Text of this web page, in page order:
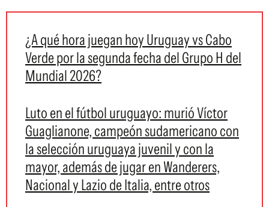
¿A qué hora juegan hoy Uruguay vs Cabo
Verde por la segunda fecha del Grupo H del
Mundial 2026?
Luto en el fútbol uruguayo: murió Víctor
Guaglianone, campeón sudamericano con
la selección uruguaya juvenil y con la
mayor, además de jugar en Wanderers,
Nacional y Lazio de Italia, entre otros